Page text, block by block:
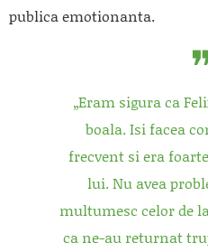
publica emotionanta.
„Eram sigura ca
boala. Isi facea
frecvent si era
lui. Nu avea
multumesc celor de
ca ne-au returnat